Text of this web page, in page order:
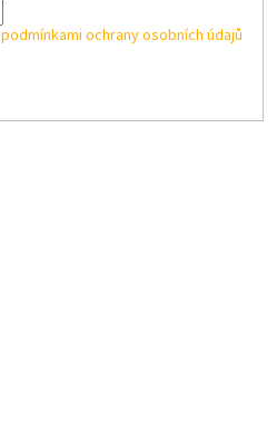
podmínkami ochrany osobních údajů